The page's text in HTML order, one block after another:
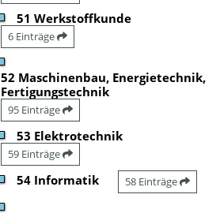
51 Werkstoffkunde
6 Einträge
52 Maschinenbau, Energietechnik,
Fertigungstechnik
95 Einträge
53 Elektrotechnik
59 Einträge
54 Informatik 58 Einträge